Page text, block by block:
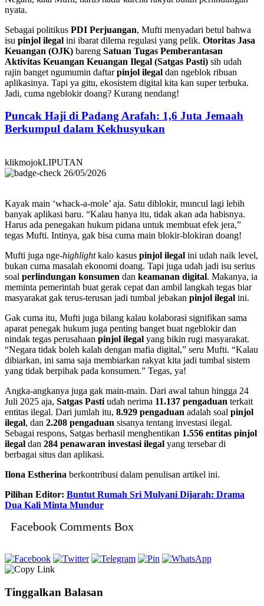
nyata.
Sebagai politikus PDI Perjuangan, Mufti menyadari betul bahwa
isu pinjol ilegal ini ibarat dilema regulasi yang pelik. Otoritas Jasa
Keuangan (OJK) bareng Satuan Tugas Pemberantasan
Aktivitas Keuangan Keuangan Ilegal (Satgas Pasti) sih udah
rajin banget ngumumin daftarpinjol ilegal dan ngeblok ribuan
aplikasinya. Tapi ya gitu, ekosistem digital kita kan super terbuka.
Jadi, cuma ngeblokir doang? Kurang nendang!
Puncak Haji di Padang Arafah: 1,6 Juta Jemaah
Berkumpul dalam Kekhusyukan
klikmojokLIPUTAN
26/05/2026
Kayak main ‘whack-a-mole’ aja. Satu diblokir, muncul lagi lebih
banyak aplikasi baru. “Kalau hanya itu, tidak akan ada habisnya.
Harus ada penegakan hukum pidana untuk membuat efek jera,”
tegas Mufti. Intinya, gak bisa cuma main blokir-blokiran doang!
Mufti juga nge-highlightkalo kasus pinjol ilegal ini udah naik level,
bukan cuma masalah ekonomi doang. Tapi juga udah jadi isu serius
soal perlindungan konsumen dan keamanan digital. Makanya, ia
meminta pemerintah buat gerak cepat dan ambil langkah tegas biar
masyarakat gak terus-terusan jadi tumbal jebakan pinjol ilegal ini.
Gak cuma itu, Mufti juga bilang kalau kolaborasi signifikan sama
aparat penegak hukum juga penting banget buat ngeblokir dan
nindak tegas perusahaan pinjol ilegal yang bikin rugi masyarakat.
“Negara tidak boleh kalah dengan mafia digital,” seru Mufti. “Kalau
dibiarkan, ini sama saja membiarkan rakyat kita jadi tumbal sistem
yang tidak berpihak pada konsumen.” Tegas, ya!
Angka-angkanya juga gak main-main. Dari awal tahun hingga 24
Juli 2025 aja, Satgas Pasti udah nerima 11.137 pengaduan terkait
entitas ilegal. Dari jumlah itu, 8.929 pengaduan adalah soal pinjol
ilegal, dan 2.208 pengaduan sisanya tentang investasi ilegal.
Sebagai respons, Satgas berhasil menghentikan 1.556 entitas pinjol
ilegal dan 284 penawaran investasi ilegal yang tersebar di
berbagai situs dan aplikasi.
Ilona Estherina berkontribusi dalam penulisan artikel ini.
Pilihan Editor: Buntut Rumah Sri Mulyani Dijarah: Drama
Dua Kali Minta Mundur
Facebook Comments Box
Tinggalkan Balasan